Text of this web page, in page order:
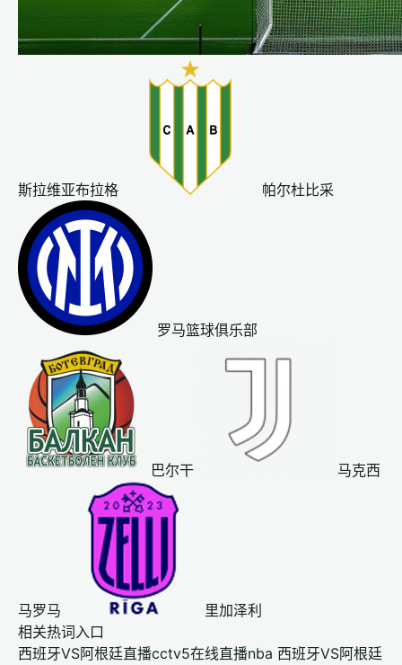
斯拉维亚布拉格 帕尔杜比采
罗马篮球俱乐部
巴尔干 马克西
马罗马
里加泽利
相关热词入口
西班牙VS阿根廷直播cctv5在线直播nba 西班牙VS阿根廷